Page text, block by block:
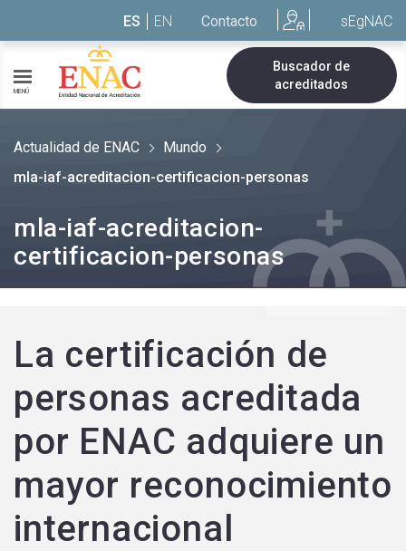
ES EN Contacto sEgNAC
MENÚ
Buscador de
acreditados
Actualidad de ENAC
Mundo
mla-iaf-acreditacion-certificacion-personas
mla-iaf-acreditacion-
certificacion-personas
La certificación de
personas acreditada
por ENAC adquiere un
mayor reconocimiento
internacional